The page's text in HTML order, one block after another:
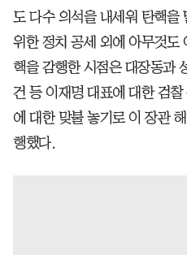
도 다수 의석을 내세워 탄핵을
위한 정치 공세 외에 아무것도
핵을 감행한 시점은 대장동과
건 등 이재명 대표에 대한 검
에 대한 맞불 놓기로 이 장관
행했다.